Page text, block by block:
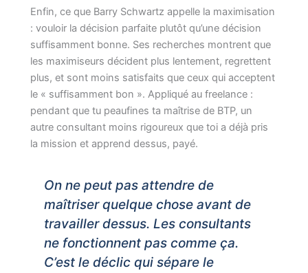
Enfin, ce que Barry Schwartz appelle la maximisation
: vouloir la décision parfaite plutôt qu’une décision
suffisamment bonne. Ses recherches montrent que
les maximiseurs décident plus lentement, regrettent
plus, et sont moins satisfaits que ceux qui acceptent
le « suffisamment bon ». Appliqué au freelance :
pendant que tu peaufines ta maîtrise de BTP, un
autre consultant moins rigoureux que toi a déjà pris
la mission et apprend dessus, payé.
On ne peut pas attendre de
maîtriser quelque chose avant de
travailler dessus. Les consultants
ne fonctionnent pas comme ça.
C’est le déclic qui sépare le